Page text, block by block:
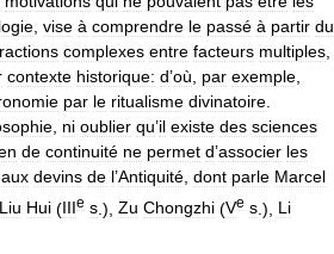
vise à comprendre le passé à partir du
complexes entre facteurs multiples
contexte historique: d’où par exemple
par le ritualisme divinatoire
ni oublier qu’il existe des sciences
de continuité ne permet d’associer les
aux devins de l’Antiquité dont parle Marcel
Liu Hui (IIIe s .), Zu Chongzhi (Ve s .), Li